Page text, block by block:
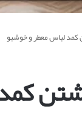
کمد لباس معطر و خوشبو